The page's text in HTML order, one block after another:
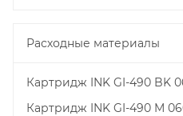
Расходные материалы
Картридж INK GI-490 BK
Картридж INK GI-490 M